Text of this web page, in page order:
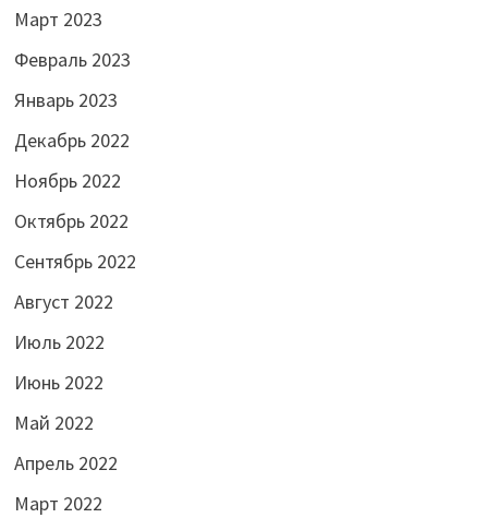
Март 2023
Февраль 2023
Январь 2023
Декабрь 2022
Ноябрь 2022
Октябрь 2022
Сентябрь 2022
Август 2022
Июль 2022
Июнь 2022
Май 2022
Апрель 2022
Март 2022